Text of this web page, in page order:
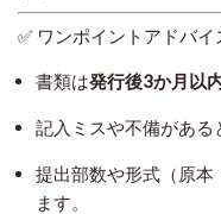
✅ ワンポイントアドバイ
書類は発行後3か月以
記入ミスや不備がある
提出部数や形式（原本
ます。